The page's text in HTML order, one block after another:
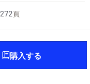
272頁
購入する